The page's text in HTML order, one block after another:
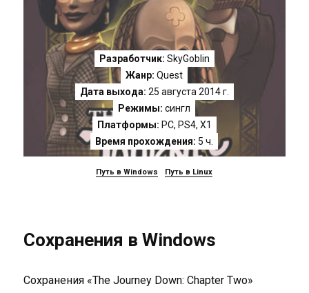
Разработчик: SkyGoblin
Жанр: Quest
Дата выхода: 25 августа 2014 г.
Режимы: сингл
Платформы: PC, PS4, X1
Время прохождения: 5 ч.
Путь в Windows Путь в Linux
Сохранения в Windows
Сохранения «The Journey Down: Chapter Two»